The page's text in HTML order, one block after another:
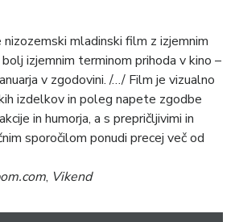
nizozemski mladinski film z izjemnim
izjemnim terminom prihoda v kino –
v zgodovini. /…/ Film je vizualno
izdelkov in poleg napete zgodbe
in humorja, a s prepričljivimi in
sporočilom ponudi precej več od
, Vikend